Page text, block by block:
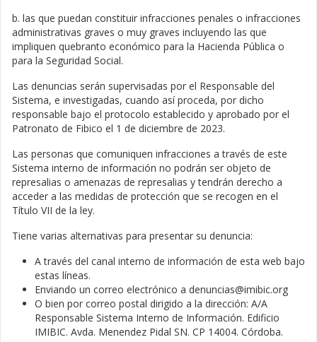
b. las que puedan constituir infracciones penales o infracciones
administrativas graves o muy graves incluyendo las que
impliquen quebranto económico para la Hacienda Pública o
para la Seguridad Social.
Las denuncias serán supervisadas por el Responsable del
Sistema, e investigadas, cuando así proceda, por dicho
responsable bajo el protocolo establecido y aprobado por el
Patronato de Fibico el 1 de diciembre de 2023.
Las personas que comuniquen infracciones a través de este
Sistema interno de información no podrán ser objeto de
represalias o amenazas de represalias y tendrán derecho a
acceder a las medidas de protección que se recogen en el
Título VII de la ley.
Tiene varias alternativas para presentar su denuncia:
A través del canal interno de información de esta web bajo
estas líneas.
Enviando un correo electrónico a denuncias@imibic.org
O bien por correo postal dirigido a la dirección: A/A
Responsable Sistema Interno de Información. Edificio
IMIBIC. Avda. Menendez Pidal SN. CP 14004. Córdoba.